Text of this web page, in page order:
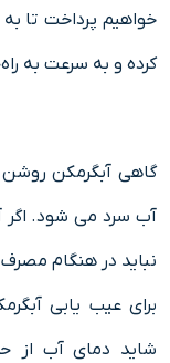
خواهیم پرداخت تا
کرده و به سرعت به
گاهی آبگرمکن
آب سرد می شود. اگر
نباید در هنگام
برای عیب یابی
شاید دمای آب از